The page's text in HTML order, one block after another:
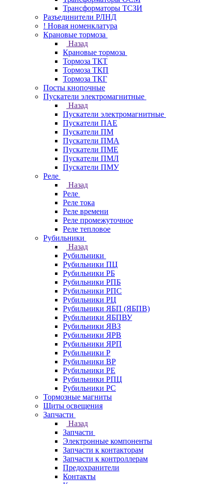
Трансформаторы ТСЗИ
Разъединители РЛНД
! Новая номенклатура
Крановые тормоза
Назад
Крановые тормоза
Тормоза ТКТ
Тормоза ТКП
Тормоза ТКГ
Посты кнопочные
Пускатели электромагнитные
Назад
Пускатели электромагнитные
Пускатели ПАЕ
Пускатели ПМ
Пускатели ПМА
Пускатели ПМЕ
Пускатели ПМЛ
Пускатели ПМУ
Реле
Назад
Реле
Реле тока
Реле времени
Реле промежуточное
Реле тепловое
Рубильники
Назад
Рубильники
Рубильники ПЦ
Рубильники РБ
Рубильники РПБ
Рубильники РПС
Рубильники РЦ
Рубильники ЯБП (ЯБПВ)
Рубильники ЯБПВУ
Рубильники ЯВЗ
Рубильники ЯРВ
Рубильники ЯРП
Рубильники Р
Рубильники ВР
Рубильники РЕ
Рубильники РПЦ
Рубильники РС
Тормозные магниты
Щиты освещения
Запчасти
Назад
Запчасти
Электронные компоненты
Запчасти к контакторам
Запчасти к контроллерам
Предохранители
Контакты